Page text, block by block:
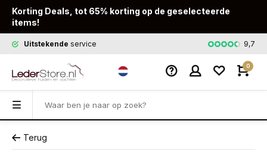
Korting Deals, tot 65% korting op de geselecteerde
items!
Uitstekende service Snelle9,7
0
Terug